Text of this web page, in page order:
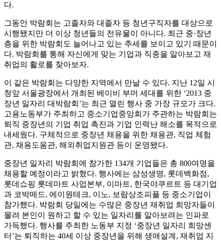
다.
그동안 박람회는 고졸자와 대졸자 등 청년구직자를 대상으로
시행됐지만 더 이상 청년들의 전유물이 아니다. 최근 중·장년
층을 위한 박람회도 늘어나고 있는 추세를 보이고 있기 때문이
다. 박람회를 통해 자신에게 맞는 기업과 직종을 알아보고 재
취업의 활로를 찾아보자.
이 같은 박람회는 다양한 지역에서 만날 수 있다. 지난 12일 시
청앞 서울광장에서 개최된 베이비 부머 세대를 위한 ‘2013 중
장년 일자리 대박람회’는 최근 열린 행사 중 가장 규모가 크다.
고용노동부가 주최하고 중소기업중앙회가 주관하는 박람회는
퇴직 중장년의 기업 취업 촉진과 기업 인력난 해소를 목적으로
내세웠다. 구체적으로 중장년 채용을 위한 채용관, 직업 체험
관, 채용도움관, 해외취업지원관 등이 운영됐다.
중장년 일자리 박람회에 참가한 134개 기업들은 총 800여명을
채용할 예정이라고 밝혔다. 행사에는 삼성생명, 롯데백화점,
롯데쇼핑 롯데마트 사업본부, 이마트, 한국야쿠르트 등 대기업
과 코박메드, 에이원테크, 이노, 보람상조피플 등 중소기업이
참가했다. 박람회 당일에는 수많은 중장년 재취업 희망자들이
몰려 본인이 원하고 할 수 있는 일자리를 알아보려는 인파로
가득했다. 행사를 주최한 노동부 지정 ‘중장년 일자리 희망센
터’는 퇴직하는 40세 이상 중장년을 위해 생애설계, 재취업 지